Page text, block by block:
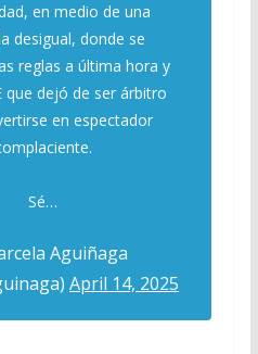
en medio de una
desigual, donde se
reglas a última hora y
que dejó de ser árbitro
en espectador
Sé…
Aguiñaga
April 14, 2025